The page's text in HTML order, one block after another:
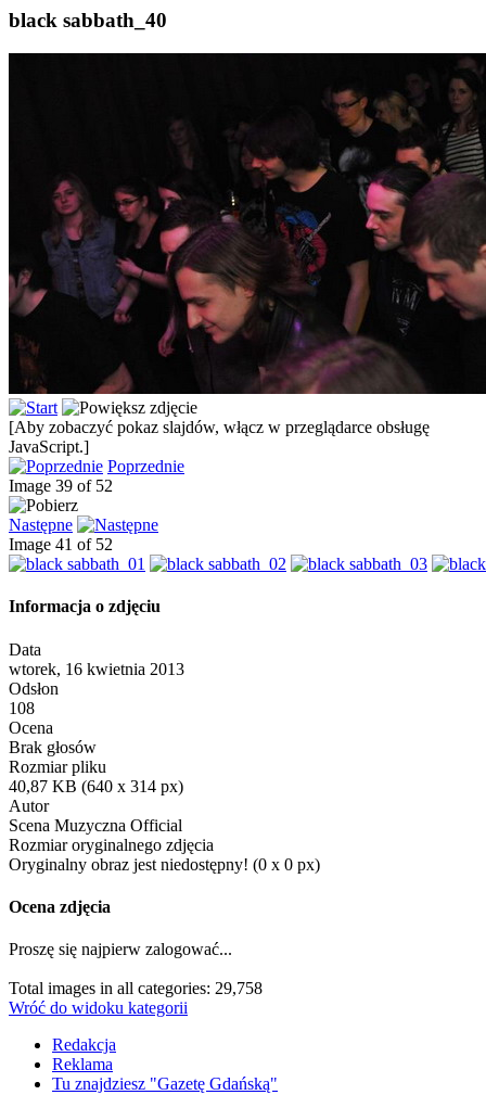
black sabbath_40
[Aby zobaczyć pokaz slajdów, włącz w przeglądarce obsługę
JavaScript.]
Poprzednie
Image 39 of 52
Następne
Image 41 of 52
Informacja o zdjęciu
Data
wtorek, 16 kwietnia 2013
Odsłon
108
Ocena
Brak głosów
Rozmiar pliku
40,87 KB (640 x 314 px)
Autor
Scena Muzyczna Official
Rozmiar oryginalnego zdjęcia
Oryginalny obraz jest niedostępny! (0 x 0 px)
Ocena zdjęcia
Proszę się najpierw zalogować...
Total images in all categories: 29,758
Wróć do widoku kategorii
Redakcja
Reklama
Tu znajdziesz "Gazetę Gdańską"